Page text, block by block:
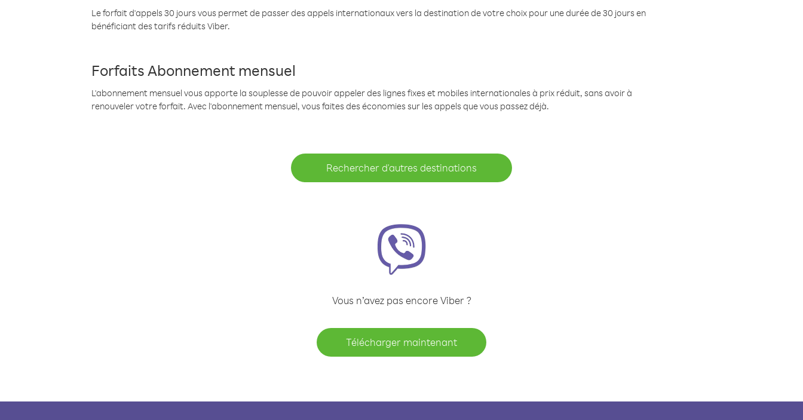
Le forfait d'appels 30 jours vous permet de passer des appels internationaux vers la destination de votre choix pour une durée de 30 jours en
bénéficiant des tarifs réduits Viber.
Forfaits Abonnement mensuel
L'abonnement mensuel vous apporte la souplesse de pouvoir appeler des lignes fixes et mobiles internationales à prix réduit, sans avoir à
renouveler votre forfait. Avec l'abonnement mensuel, vous faites des économies sur les appels que vous passez déjà.
Rechercher d'autres destinations
Vous n’avez pas encore Viber ?
Télécharger maintenant